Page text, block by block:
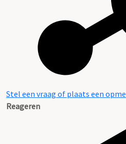
Stel een vraag of plaats een
Reageren